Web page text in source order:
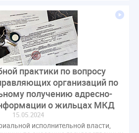
ЖКХ
саморегулирование
Альберт Короленко
КоАП РФ
Почта России
встреча
реформа
ответственность
платы
тарифы
ВОК
ГД
практики по вопросу
организаций по
получению адресно-
о жильцах МКД
15.05.2024
исполнительной власти,